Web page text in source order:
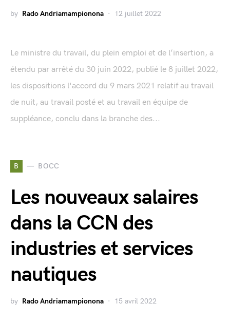
by Rado Andriamampionona 12 juillet 2022
Le ministre du travail, du plein emploi et de l’insertion, a
étendu par arrêté du 30 juin 2022, publié le 8 juillet 2022,
les dispositions l'accord du 9 mars 2021 relatif au travail
de nuit, au travail posté et au travail en équipe de
suppléance, conclu dans la branche des...
B BOCC
Les nouveaux salaires
dans la CCN des
industries et services
nautiques
by Rado Andriamampionona 15 avril 2022